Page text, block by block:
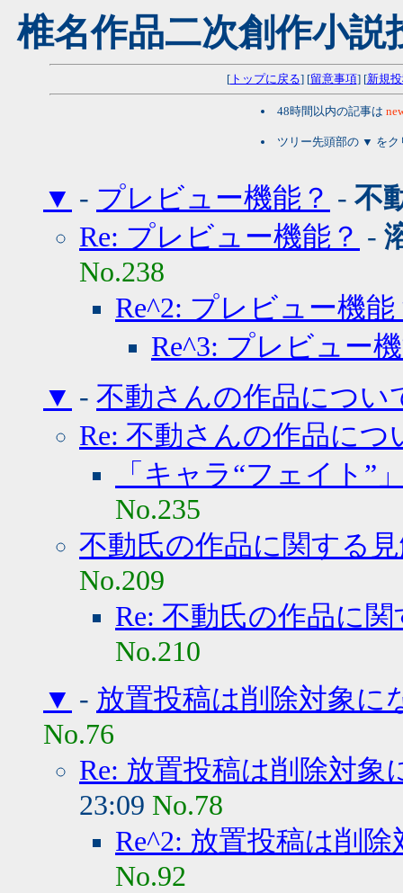
椎名作品二次創作小
[トップに戻る] [留意事項] [新規
48時間以内の記事は
ツリー先頭部の ▼ をク
▼ - プレビュー機能？ - 不
Re: プレビュー機能？ -
No.238
Re^2: プレビュー機能
Re^3: プレビュー
▼ - 不動さんの作品につい
Re: 不動さんの作品につ
「キャラ“フェイト”
No.235
不動氏の作品に関する
No.209
Re: 不動氏の作品に
No.210
▼ - 放置投稿は削除対象に
No.76
Re: 放置投稿は削除対象
23:09 No.78
Re^2: 放置投稿は削
No.92